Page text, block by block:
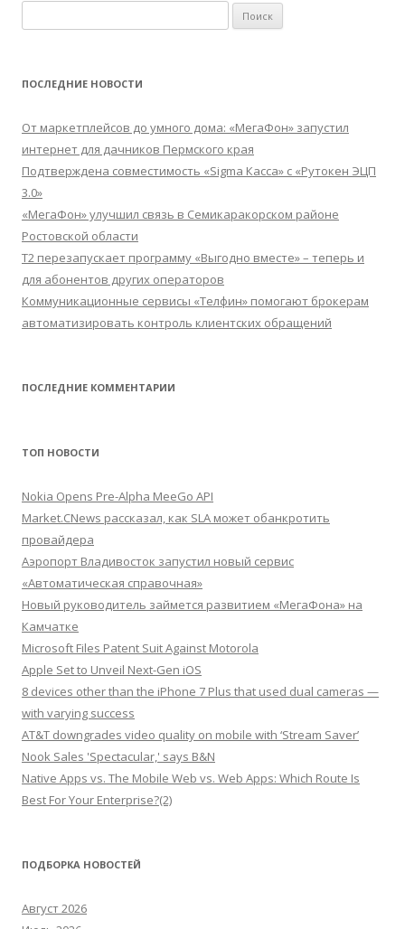
ПОСЛЕДНИЕ НОВОСТИ
От маркетплейсов до умного дома: «МегаФон» запустил
интернет для дачников Пермского края
Подтверждена совместимость «Sigma Касса» с «Рутокен ЭЦП
3.0»
«МегаФон» улучшил связь в Семикаракорском районе
Ростовской области
Т2 перезапускает программу «Выгодно вместе» – теперь и
для абонентов других операторов
Коммуникационные сервисы «Телфин» помогают брокерам
автоматизировать контроль клиентских обращений
ПОСЛЕДНИЕ КОММЕНТАРИИ
ТОП НОВОСТИ
Nokia Opens Pre-Alpha MeeGo API
Market.CNews рассказал, как SLA может обанкротить
провайдера
Аэропорт Владивосток запустил новый сервис
«Автоматическая справочная»
Новый руководитель займется развитием «МегаФона» на
Камчатке
Microsoft Files Patent Suit Against Motorola
Apple Set to Unveil Next-Gen iOS
8 devices other than the iPhone 7 Plus that used dual cameras —
with varying success
AT&T downgrades video quality on mobile with ‘Stream Saver’
Nook Sales 'Spectacular,' says B&N
Native Apps vs. The Mobile Web vs. Web Apps: Which Route Is
Best For Your Enterprise?(2)
ПОДБОРКА НОВОСТЕЙ
Август 2026